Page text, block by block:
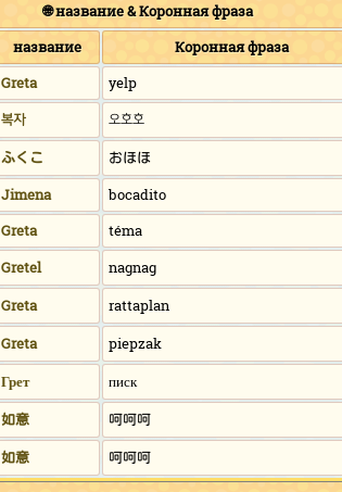
🌐 название & Коронная фраза
название
Коронная фраза
Greta
yelp
복자
오호호
ふくこ
おほほ
Jimena
bocadito
Greta
téma
Gretel
nagnag
Greta
rattaplan
Greta
piepzak
Грет писк
如意
呵呵呵
如意
呵呵呵